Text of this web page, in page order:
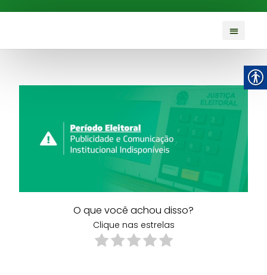
O que você achou disso?
Clique nas estrelas